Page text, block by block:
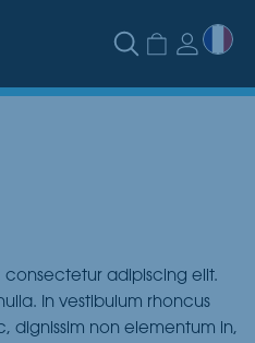
consectetur adipiscing elit.
In vestibulum rhoncus
dignissim non elementum in,